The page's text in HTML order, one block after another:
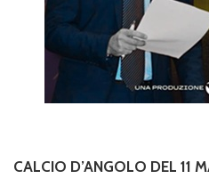
CALCIO D’ANGOLO DEL 11